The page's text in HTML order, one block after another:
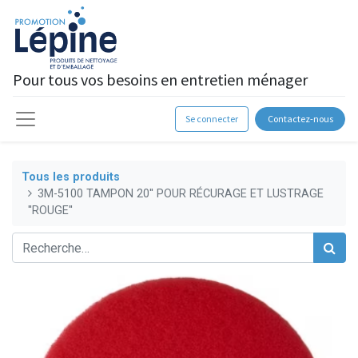
Pour tous vos besoins en entretien ménager
Se connecter Contactez-nous
Tous les produits
3M-5100 TAMPON 20'' POUR RÉCURAGE ET LUSTRAGE
''ROUGE''